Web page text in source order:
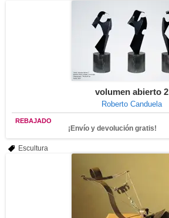
volumen abierto 2
Roberto Canduela
REBAJADO
¡Envío y devolución gratis!
Escultura